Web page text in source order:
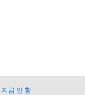
지금 안 함